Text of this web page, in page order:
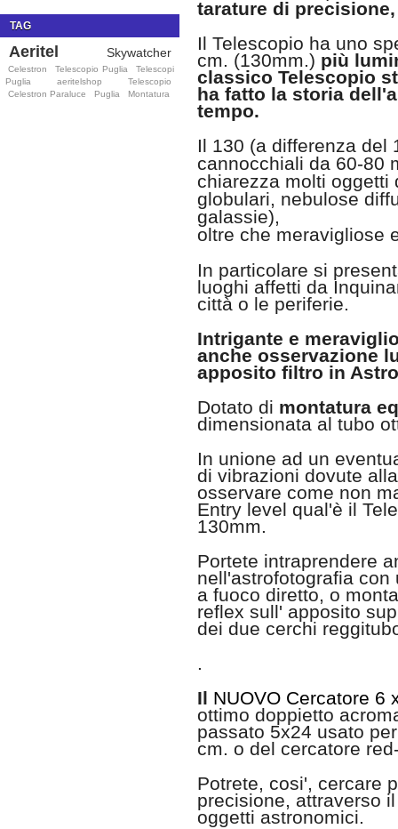
TAG
Aeritel Skywatcher
Celestron Telescopio Puglia
Telescopi
Puglia
aeritelshop
Telescopio
Celestron Paraluce
Puglia Montatura
tarature di
Il Telescopio ha uno
cm. (130mm.) più
classico Telescopio
ha fatto la storia
tempo.
Il 130 (a differenza del
cannocchiali da 60-80
chiarezza molti oggetti
globulari, nebulose
galassie),
oltre che meravigliose
In particolare si
luoghi affetti da
città o le periferie.
Intrigante e
anche osservazione
apposito filtro in
Dotato di montatura
dimensionata al tubo
In unione ad un
di vibrazioni dovute
osservare come non
Entry level qual'è il
130mm.
Portete intraprendere
nell'astrofotografia
a fuoco diretto, o
reflex sull' apposito
dei due cerchi
.
Il NUOVO Cercatore 6
ottimo doppietto
passato 5x24 usato
cm. o del cercatore
Potrete, cosi', cercare
precisione, attraverso
oggetti astronomici.